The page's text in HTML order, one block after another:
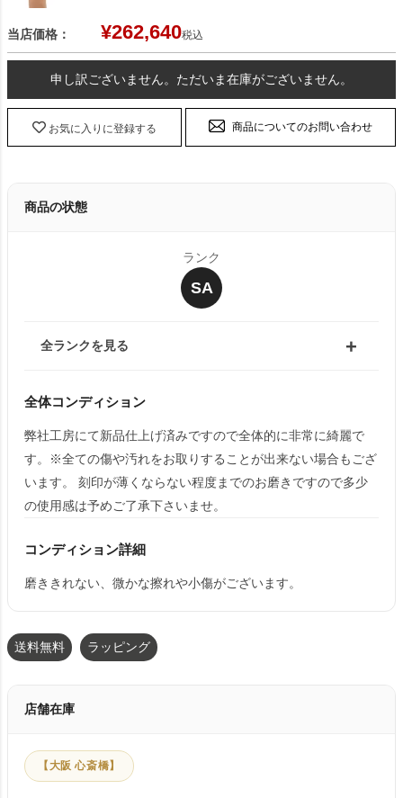
当店価格： ¥262,640税込
申し訳ございません。ただいま在庫がございません。
お気に入りに登録する 商品についてのお問い合わせ
商品の状態
ランク
SA
全ランクを見る
全体コンディション
弊社工房にて新品仕上げ済みですので全体的に非常に綺麗で
す。※全ての傷や汚れをお取りすることが出来ない場合もござ
います。 刻印が薄くならない程度までのお磨きですので多少
の使用感は予めご了承下さいませ。
コンディション詳細
磨ききれない、微かな擦れや小傷がございます。
送料無料 ラッピング
店舗在庫
【大阪 心斎橋】